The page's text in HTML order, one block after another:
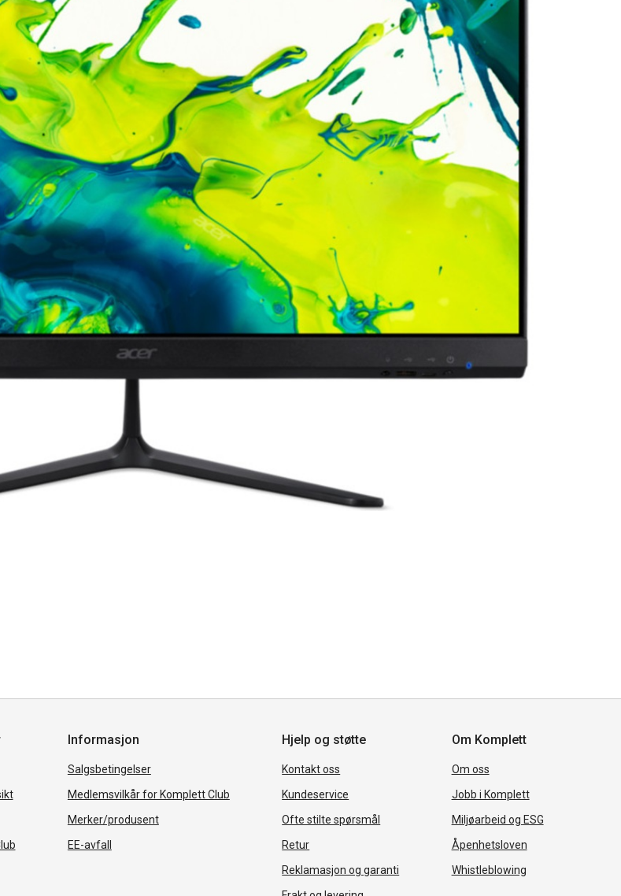
Informasjon
Salgsbetingelser
Medlemsvilkår for Komplett Club
Merker/produsent
EE-avfall
Hjelp og støtte
Kontakt oss
Kundeservice
Ofte stilte spørsmål
Retur
Reklamasjon og garanti
Om Komplett
Om oss
Jobb i Komplett
Miljøarbeid og ESG
Åpenhetsloven
Whistleblowing